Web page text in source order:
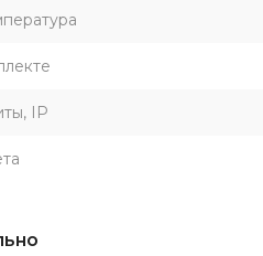
IP